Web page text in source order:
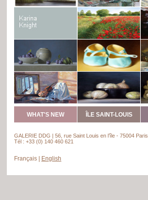
WHAT'S NEW ÎLE SAINT-LOUIS
GALERIE DDG | 56, rue Saint Louis en l’île - 75004 Paris
Tél : +33 (0) 140 460 621
Français English